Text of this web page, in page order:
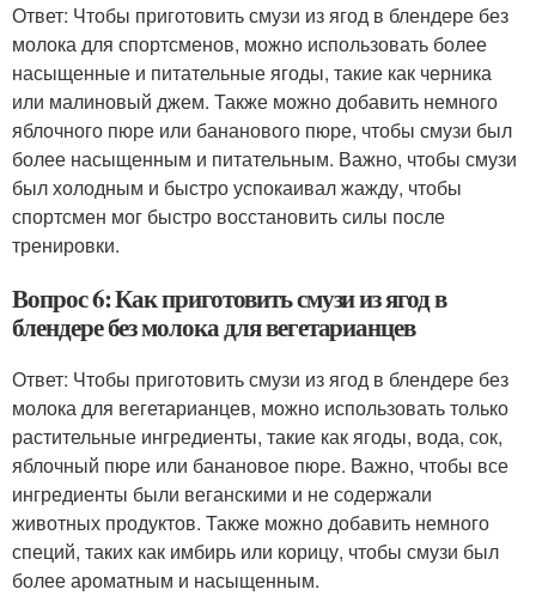
Ответ: Чтобы приготовить смузи из ягод в блендере без
молока для спортсменов, можно использовать более
насыщенные и питательные ягоды, такие как черника
или малиновый джем. Также можно добавить немного
яблочного пюре или бананового пюре, чтобы смузи был
более насыщенным и питательным. Важно, чтобы смузи
был холодным и быстро успокаивал жажду, чтобы
спортсмен мог быстро восстановить силы после
тренировки.
Вопрос 6: Как приготовить смузи из ягод в
блендере без молока для вегетарианцев
Ответ: Чтобы приготовить смузи из ягод в блендере без
молока для вегетарианцев, можно использовать только
растительные ингредиенты, такие как ягоды, вода, сок,
яблочный пюре или банановое пюре. Важно, чтобы все
ингредиенты были веганскими и не содержали
животных продуктов. Также можно добавить немного
специй, таких как имбирь или корицу, чтобы смузи был
более ароматным и насыщенным.